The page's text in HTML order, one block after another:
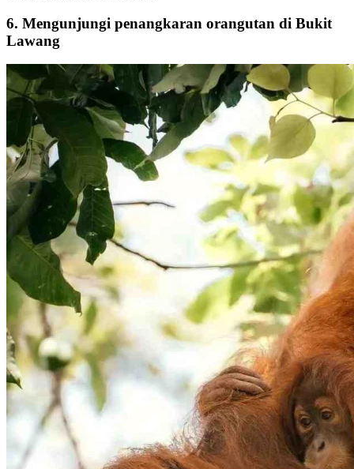
6. Mengunjungi penangkaran orangutan di Bukit
Lawang